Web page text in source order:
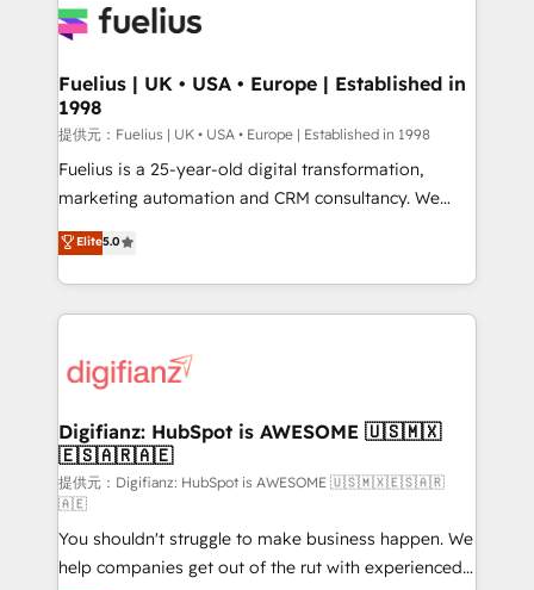
Innovation HubSpot Impact Award - Platform
Migration Excellence HubSpot Impact Award -
professionals.
custom API integrations with ERP (and other
operations A little about us: • Boutique 'Elite' team of
12 • 150+ clients across Sales Hub, Marketing Hub,
Service Hub, Data Hub and CMS • ISO/IEC
27001:2022, ISO 9001:2015, and ISO 42001:2023
certified - the AI management standard • GuardHub:
Ready for the next step? Click the 👈 '𝗖𝗼𝗻𝘁𝗮𝗰𝘁
𝗯𝘂𝘀𝗶𝗻𝗲𝘀𝘀' button to get in touch (𝘸𝘦'𝘳𝘦 𝘴𝘶𝘱𝘦𝘳
Fuelius | UK • USA • Europe | Established in
1998
提供元：Fuelius | UK • USA • Europe | Established in 1998
Fuelius is a 25-year-old digital transformation,
marketing automation and CRM consultancy. We
enable mid-market and enterprise clients to
maximise their return from digital and fuel their
growth. We modernise platforms, streamline
operations that are causing inefficiencies, improve
supercharge revenue operations Key services: • CRM
Transformation / Web Development • RevOps &
Sales Consulting • Marketing Automation What
makes us different? 🚀 Top 0.5% of global HubSpot
agencies ⚙️ The strongest technical ability and
integration capabilities 💼 Consultative, long-term
partners who will embed ourselves into your
Elite5.0
Digifianz: HubSpot is AWESOME 🇺🇸🇲🇽
🇪🇸🇦🇷🇦🇪
提供元：Digifianz: HubSpot is AWESOME 🇺🇸🇲🇽🇪🇸🇦🇷
🇦🇪
You shouldn't struggle to make business happen. We
help companies get out of the rut with experienced,